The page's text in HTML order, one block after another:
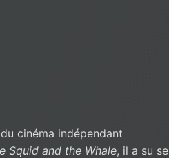
cinéma indépendant
Squid and the Whale, il a su se